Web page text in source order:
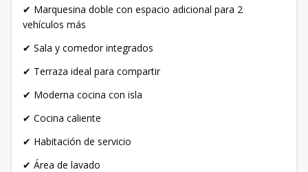
✔ Marquesina doble con espacio adicional para 2
vehículos más
✔ Sala y comedor integrados
✔ Terraza ideal para compartir
✔ Moderna cocina con isla
✔ Cocina caliente
✔ Habitación de servicio
✔ Área de lavado